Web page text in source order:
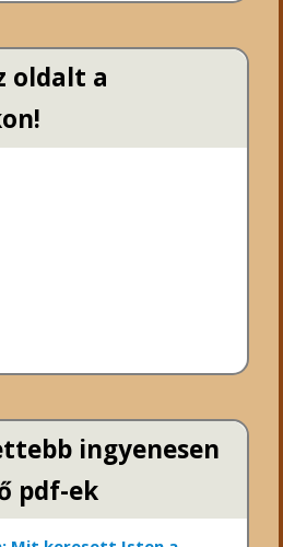
oldalt a
ingyenesen
pdf-ek